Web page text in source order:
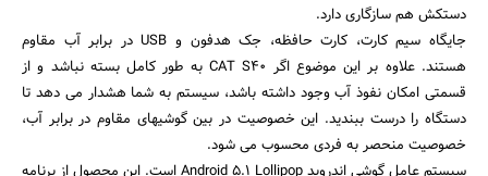
دستکش هم سازگاری دارد.
جایگاه سیم کارت، کارت حافظه، جک هدفون و USB در برابر آب مقاوم
هستند. علاوه بر این موضوع اگر CAT S40 به طور کامل بسته نباشد و از
قسمتی امکان نفوذ آب وجود داشته باشد، سیستم به شما هشدار می دهد تا
دستگاه را درست ببندید. این خصوصیت در بین گوشیهای مقاوم در برابر آب،
خصوصیت منحصر به فردی محسوب می شود.